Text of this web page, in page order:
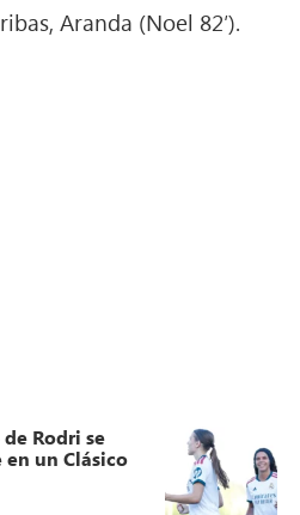
Aranda (Noel 82′).
Rodri se
un Clásico